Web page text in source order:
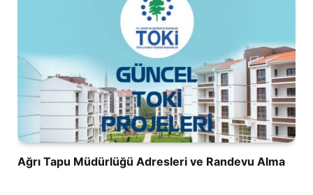
Ağrı Tapu Müdürlüğü Adresleri ve Randevu Alma